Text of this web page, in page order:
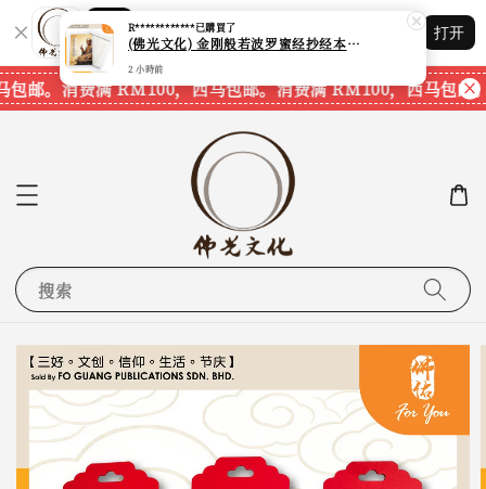
Shopping: 追踪您的订单
您信赖的商店
打开
邮。 消费满 RM100，西马包邮。消费满 RM100，西马包邮。
搜索
R************已購買了
(佛光文化) 金刚般若波罗蜜经抄经本 The Diamond Prajnaparamita Sutra Calligraphy Book 现货速发
2 小時前